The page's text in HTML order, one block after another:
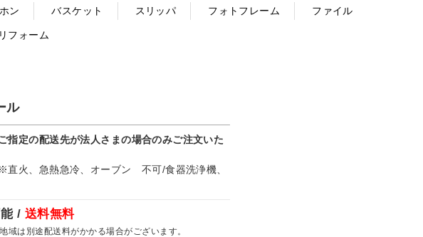
ン バスケット スリッパ フォトフレーム ファイル
フォーム
ル
指定の配送先が法人さまの場合のみご注文いた
直火、急熱急冷、オーブン 不可/食器洗浄機、
/ 送料無料
は別途配送料がかかる場合がございます。